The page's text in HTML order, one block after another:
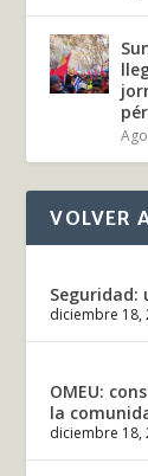
VOLVER
Seguridad:
diciembre 18,
OMEU:
la
diciembre 18,